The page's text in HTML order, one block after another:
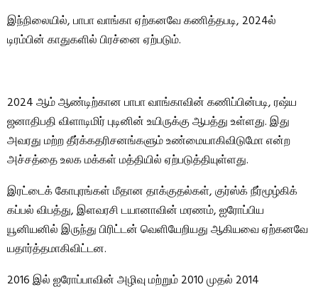
இந்நிலையில், பாபா வாங்கா ஏற்கனவே கணித்தபடி, 2024ல்
டிரம்பின் காதுகளில் பிரச்னை ஏற்படும்.
2024 ஆம் ஆண்டிற்கான பாபா வாங்காவின் கணிப்பின்படி, ரஷ்ய
ஜனாதிபதி விளாடிமிர் புடினின் உயிருக்கு ஆபத்து உள்ளது. இது
அவரது மற்ற தீர்க்கதரிசனங்களும் உண்மையாகிவிடுமோ என்ற
அச்சத்தை உலக மக்கள் மத்தியில் ஏற்படுத்தியுள்ளது.
இரட்டைக் கோபுரங்கள் மீதான தாக்குதல்கள், குர்ஸ்க் நீர்மூழ்கிக்
கப்பல் விபத்து, இளவரசி டயானாவின் மரணம், ஐரோப்பிய
யூனியனில் இருந்து பிரிட்டன் வெளியேறியது ஆகியவை ஏற்கனவே
யதார்த்தமாகிவிட்டன.
2016 இல் ஐரோப்பாவின் அழிவு மற்றும் 2010 முதல் 2014